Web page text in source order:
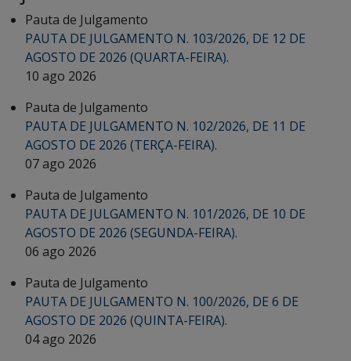
Pauta de Julgamento
PAUTA DE JULGAMENTO N. 103/2026, DE 12 DE
AGOSTO DE 2026 (QUARTA-FEIRA).
10 ago 2026
Pauta de Julgamento
PAUTA DE JULGAMENTO N. 102/2026, DE 11 DE
AGOSTO DE 2026 (TERÇA-FEIRA).
07 ago 2026
Pauta de Julgamento
PAUTA DE JULGAMENTO N. 101/2026, DE 10 DE
AGOSTO DE 2026 (SEGUNDA-FEIRA).
06 ago 2026
Pauta de Julgamento
PAUTA DE JULGAMENTO N. 100/2026, DE 6 DE
AGOSTO DE 2026 (QUINTA-FEIRA).
04 ago 2026